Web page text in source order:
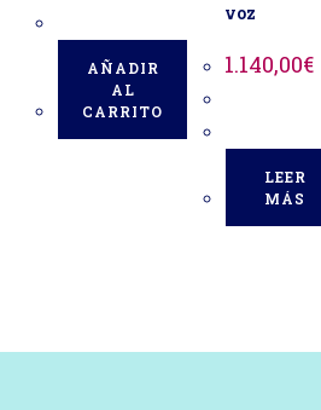
AÑADIR
AL
CARRITO
voz
1.140,00€
LEER
MÁS